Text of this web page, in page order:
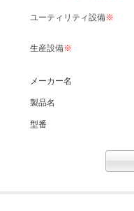
ユーティリティ設備※
生産設備※
メーカー名
製品名
型番